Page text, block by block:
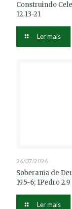
Construindo
12.13-21
Ler mais
26/07/2026
Soberania de
19.5-6; 1Pedro 2.9
Ler mais